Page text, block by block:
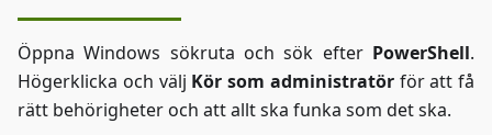
Öppna Windows sökruta och sök efter PowerShell.
Högerklicka och välj Kör som administratörför att få
rätt behörigheter och att allt ska funka som det ska.